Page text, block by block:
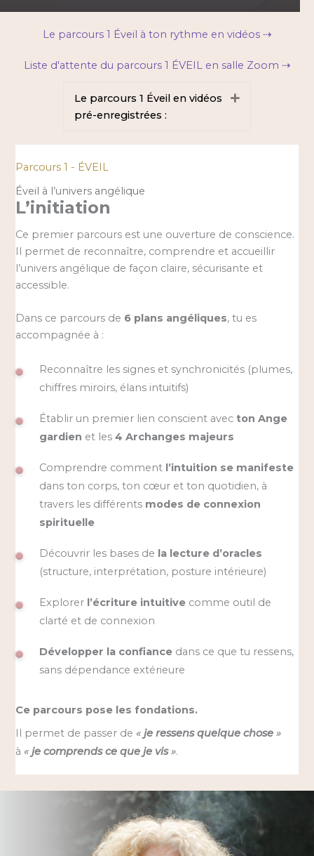
Le parcours 1 Éveil à ton rythme en vidéos ⇢
Liste d'attente du parcours 1 ÉVEIL en salle Zoom ⇢
Le parcours 1 Éveil en vidéos
pré-enregistrées :
Déplier
Parcours 1 - ÉVEIL
Éveil à l’univers angélique
L’initiation
Ce premier parcours est une ouverture de conscience.
Il permet de reconnaître, comprendre et accueillir
l’univers angélique de façon claire, sécurisante et
accessible.
Dans ce parcours de 6 plans angéliques, tu es
accompagnée à :
Reconnaître les signes et synchronicités (plumes,
chiffres miroirs, élans intuitifs)
Établir un premier lien conscient avecton Ange
gardien et les4 Archanges majeurs
Comprendre comment l’intuition se manifeste
dans ton corps, ton cœur et ton quotidien, à
travers les différents modes de connexion
spirituelle
Découvrir les bases de la lecture d’oracles
(structure, interprétation, posture intérieure)
Explorer l’écriture intuitive comme outil de
clarté et de connexion
Développer la confiance dans ce que tu ressens,
sans dépendance extérieure
Ce parcours pose les fondations.
Il permet de passer de «je ressens quelque chose »
à «je comprends ce que je vis».